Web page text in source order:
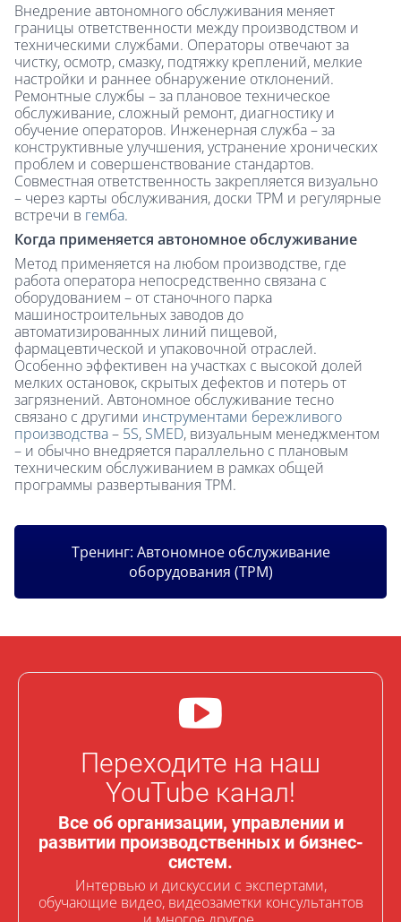
Внедрение автономного обслуживания меняет
границы ответственности между производством и
техническими службами. Операторы отвечают за
чистку, осмотр, смазку, подтяжку креплений, мелкие
настройки и раннее обнаружение отклонений.
Ремонтные службы – за плановое техническое
обслуживание, сложный ремонт, диагностику и
обучение операторов. Инженерная служба – за
конструктивные улучшения, устранение хронических
проблем и совершенствование стандартов.
Совместная ответственность закрепляется визуально
– через карты обслуживания, доски TPM и регулярные
встречи в гемба.
Когда применяется автономное обслуживание
Метод применяется на любом производстве, где
работа оператора непосредственно связана с
оборудованием – от станочного парка
машиностроительных заводов до
автоматизированных линий пищевой,
фармацевтической и упаковочной отраслей.
Особенно эффективен на участках с высокой долей
мелких остановок, скрытых дефектов и потерь от
загрязнений. Автономное обслуживание тесно
связано с другими инструментами бережливого
производства– 5S, SMED, визуальным менеджментом
– и обычно внедряется параллельно с плановым
техническим обслуживанием в рамках общей
программы развертывания TPM.
Тренинг: Автономное обслуживание
оборудования (TPM)
Переходите на наш
YouTube канал!
Все об организации, управлении и
развитии производственных и бизнес-
систем.
Интервью и дискуссии с экспертами,
обучающие видео, видеозаметки консультантов